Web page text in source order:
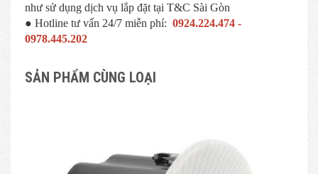
như sử dụng dịch vụ lắp đặt tại T&C Sài Gòn
● Hotline tư vấn 24/7 miễn phí: 0924.224.474 -
0978.445.202
SẢN PHẨM CÙNG LOẠI